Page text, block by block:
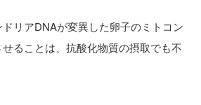
リアDNAが変異した卵子のミトコン
ることは、抗酸化物質の摂取でも不